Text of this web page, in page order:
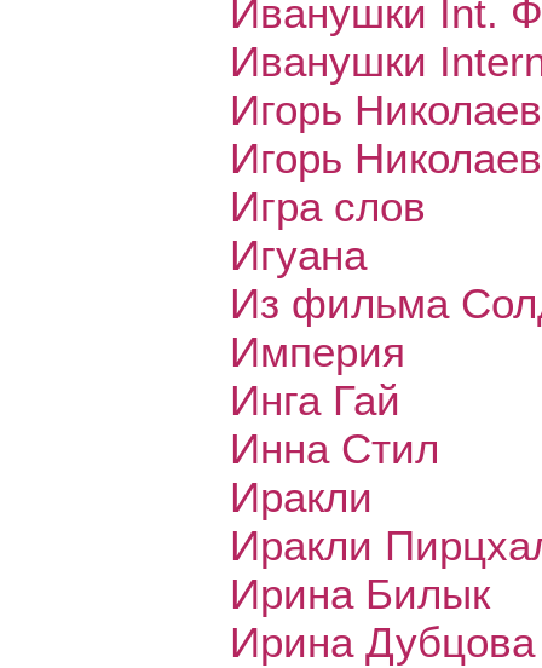
Иванушки Int.
Иванушки
Игорь Николаев
Игорь
Игра слов
Игуана
Из фильма
Империя
Инга Гай
Инна Стил
Иракли
Иракли
Ирина Билык
Ирина Дубцова